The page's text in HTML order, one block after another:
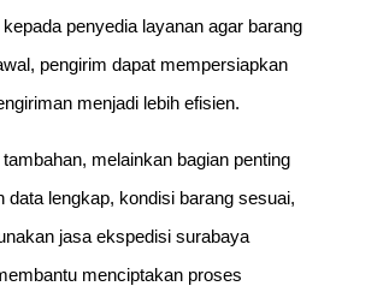
penyedia layanan agar barang
pengirim dapat mempersiapkan
menjadi lebih efisien.
melainkan bagian penting
lengkap, kondisi barang sesuai,
jasa ekspedisi surabaya
menciptakan proses